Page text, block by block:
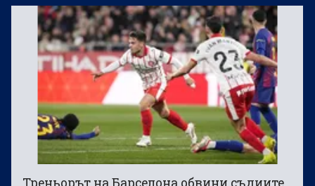
Треньорът на Барселона обвини съдиите